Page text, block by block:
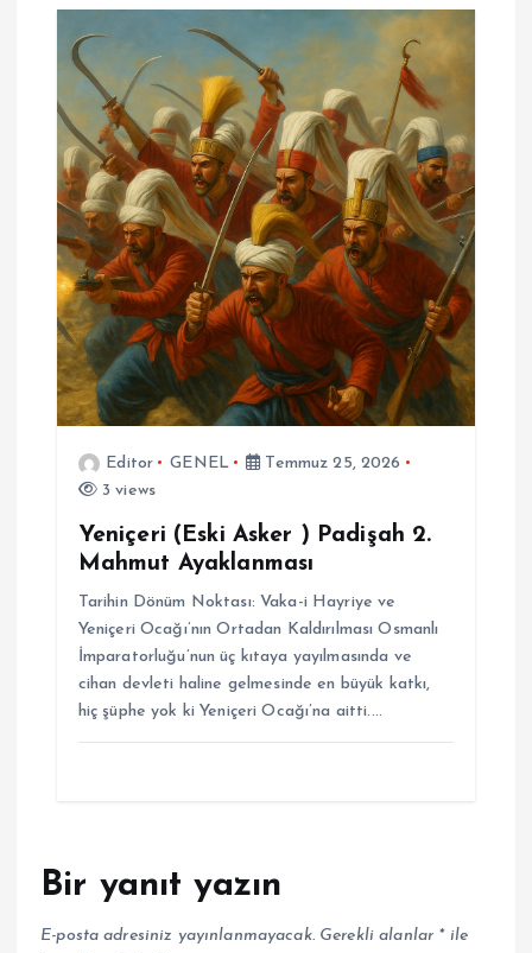
Editor GENEL
Temmuz 25, 2026
3 views
Yeniçeri (Eski Asker ) Padişah 2.
Mahmut Ayaklanması
Tarihin Dönüm Noktası: Vaka-i Hayriye ve
Yeniçeri Ocağı’nın Ortadan Kaldırılması Osmanlı
İmparatorluğu’nun üç kıtaya yayılmasında ve
cihan devleti haline gelmesinde en büyük katkı,
hiç şüphe yok ki Yeniçeri Ocağı’na aitti.…
Bir yanıt yazın
E-posta adresiniz yayınlanmayacak. Gerekli alanlar *ile